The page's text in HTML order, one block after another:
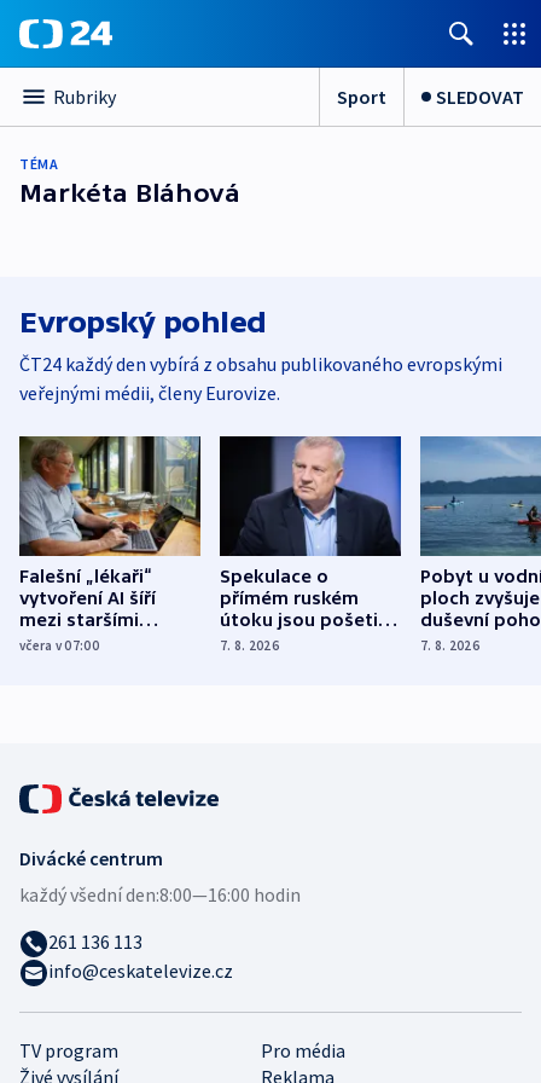
Rubriky Sport SLEDOVAT
TÉMA
Markéta Bláhová
Evropský pohled
ČT24 každý den vybírá z obsahu publikovaného evropskými
veřejnými médii, členy Eurovize.
Falešní „lékaři“
vytvoření AI šíří
mezi staršími
Poláky nebezpečné
včera v 07:00
Spekulace o
přímém ruském
útoku jsou pošetilé,
míní estonský
7. 8. 2026
Pobyt u
ploch zvyšuje
duševní
ukázala
7. 8. 2026
TV program
Pro média
Živé vysílání
Reklama
Divácké centrum
každý všední den:8:00—16:00 hodin
261 136 113
info@ceskatelevize.cz